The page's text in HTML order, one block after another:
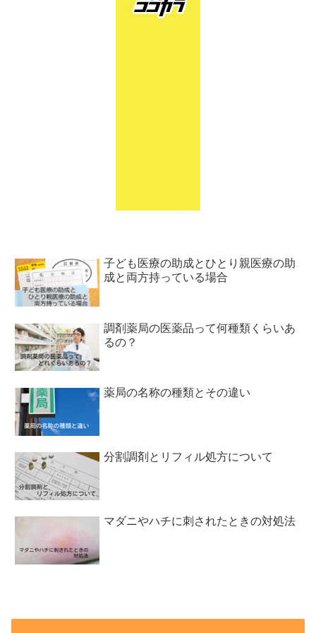
子ども医療の助成とひとり親医療の助
成と両方持っている場合
調剤薬局の医薬品って何種類くらいあ
るの？
薬局の名称の種類とその違い
分割調剤とリフィル処方について
マダニやハチに刺されたときの対処法